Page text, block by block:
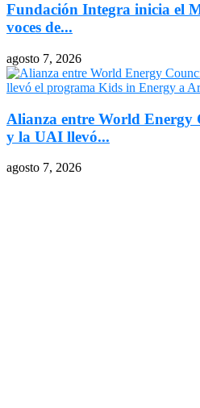
Fundación Integra inicia el
voces de...
agosto 7, 2026
Alianza entre World Energy
y la UAI llevó...
agosto 7, 2026